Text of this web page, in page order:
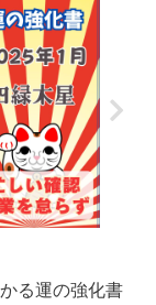
る運の強化書